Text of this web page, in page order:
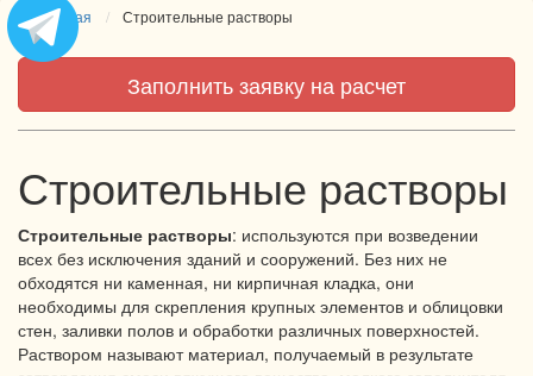
Главная Строительные растворы
Заполнить заявку на расчет
Строительные растворы
Строительные растворы: используются при возведении
всех без исключения зданий и сооружений. Без них не
обходятся ни каменная, ни кирпичная кладка, они
необходимы для скрепления крупных элементов и облицовки
стен, заливки полов и обработки различных поверхностей.
Раствором называют материал, получаемый в результате